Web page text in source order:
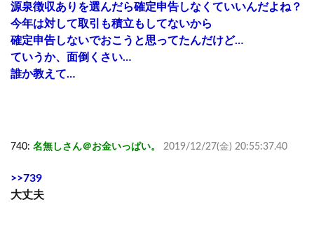
源泉徴収ありを選んだら確定申告しなくていいんだよね？
今年は対して取引も積立もしてないから
確定申告しないでおこうと思ってたんだけど…
ていうか、面倒くさい…
誰か教えて…
740: 名無しさん＠お金いっぱい。 2019/12/27(金) 20:55:37.40
>>739
大丈夫